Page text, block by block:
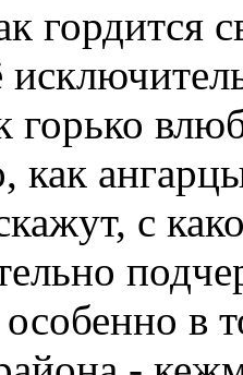
гордится
горько
как
с
в